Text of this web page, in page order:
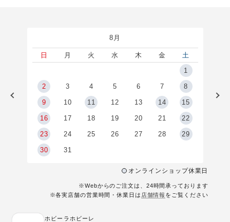
8月
日 月 火 水 木 金
土
1
2 3 4 5 6 7 8
9 10 11 12 13 14 15
16 17 18 19 20 21 22
23 24 25 26 27 28 29
30 31
オンラインショップ休業日
※Webからのご注文は、24時間承っております
※各実店舗の営業時間・休業日は 店舗情報 をご覧ください
ホビーラホビーレ